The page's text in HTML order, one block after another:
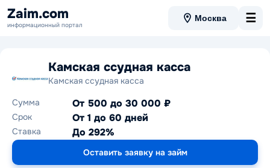
Zaim.com
информационный портал
Москва ☰
Камская ссудная касса
Камская ссудная касса
Сумма
От 500 до 30 000 ₽
Срок От 1 до 60 дней
Ставка До 292%
Оставить заявку на займ